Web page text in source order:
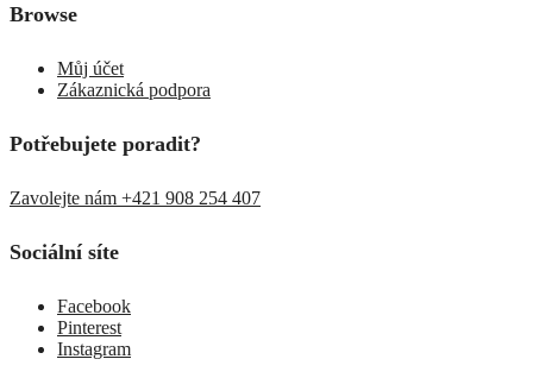
Browse
Můj účet
Zákaznická podpora
Potřebujete poradit?
Zavolejte nám +421 908 254 407
Sociální síte
Facebook
Pinterest
Instagram